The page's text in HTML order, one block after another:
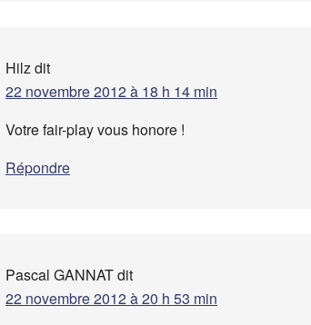
Hilzdit
22 novembre 2012 à 18 h 14 min
Votre fair-play vous honore !
Répondre
Pascal GANNATdit
22 novembre 2012 à 20 h 53 min